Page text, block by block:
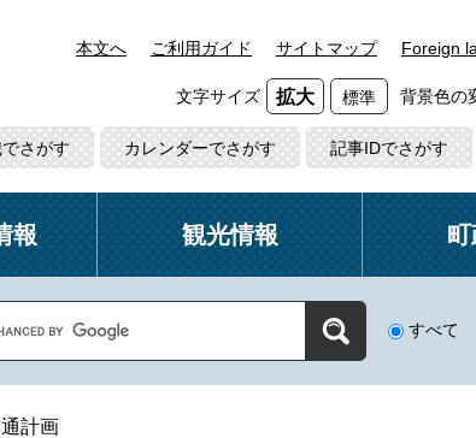
本文へ ご利用ガイド サイトマップ Foreign
文字サイズ 拡大 標準 背景色の
さがす カレンダーでさがす 記事IDでさがす
報 観光情報
すべて
計画